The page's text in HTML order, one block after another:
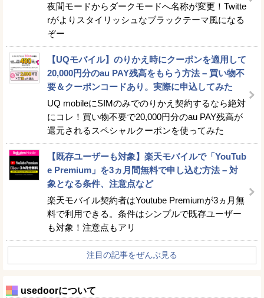
夜間モードからダークモードへ名称が変更！Twitte
rがよりスタイリッシュなブラックテーマ風になる
ぞー
【UQモバイル】のりかえ時にクーポンを適用して
20,000円分のau PAY残高をもらう方法 – 買い物不
要＆クーポンコードあり。実際に申込してみた
UQ mobileにSIMのみでのりかえ契約するなら絶対
にコレ！買い物不要で20,000円分のau PAY残高が
還元されるスペシャルクーポンを使ってみた
【既存ユーザーも対象】楽天モバイルで「YouTub
e Premium」を3ヵ月間無料で申し込む方法 – 対
象となる条件、注意点など
楽天モバイル契約者はYoutube Premiumが3ヵ月無
料で利用できる。条件はシンプルで既存ユーザー
も対象！注意点もアリ
注目の記事をぜんぶ見る
usedoorについて